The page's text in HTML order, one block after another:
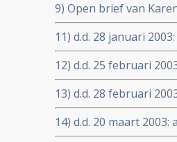
9) Open brief van
januari 2003 aan de
11) d.d. 28 januari
een linkerborst die
vele wondjes en er
12) d.d. 25 februari
13) d.d. 28 februari
Porter constateren
14) d.d. 20 maart